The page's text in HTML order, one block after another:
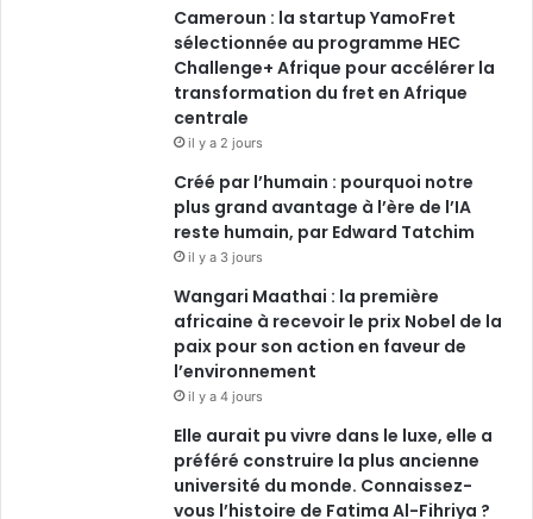
k n
a
m
Cameroun : la startup YamoFret
sélectionnée au programme HEC
Challenge+ Afrique pour accélérer la
transformation du fret en Afrique
centrale
il y a 2 jours
Créé par l’humain : pourquoi notre
plus grand avantage à l’ère de l’IA
reste humain, par Edward Tatchim
il y a 3 jours
Wangari Maathai : la première
africaine à recevoir le prix Nobel de la
paix pour son action en faveur de
l’environnement
il y a 4 jours
Elle aurait pu vivre dans le luxe, elle a
préféré construire la plus ancienne
université du monde. Connaissez-
vous l’histoire de Fatima Al-Fihriya ?